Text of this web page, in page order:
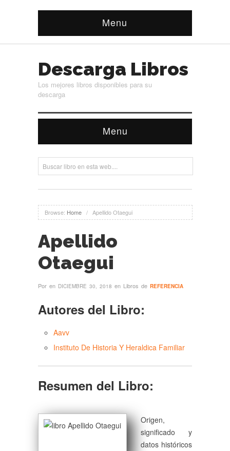
Menu
Descarga Libros
Los mejores libros disponibles para su
descarga
Menu
Browse: Home / Apellido Otaegui
Apellido
Otaegui
Por en DICIEMBRE 30, 2018 en Libros de REFERENCIA
Autores del Libro:
Aavv
Instituto De Historia Y Heraldica Familiar
Resumen del Libro:
Origen,
significado y
datos históricos